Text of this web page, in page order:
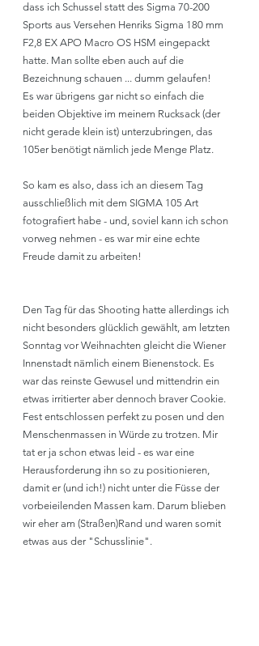
dass ich Schussel statt des Sigma 70-200
Sports aus Versehen Henriks Sigma 180 mm
F2,8 EX APO Macro OS HSM eingepackt
hatte. Man sollte eben auch auf die
Bezeichnung schauen ... dumm gelaufen!
Es war übrigens gar nicht so einfach die
beiden Objektive im meinem Rucksack (der
nicht gerade klein ist) unterzubringen, das
105er benötigt nämlich jede Menge Platz.
So kam es also, dass ich an diesem Tag
ausschließlich mit dem SIGMA 105 Art
fotografiert habe - und, soviel kann ich schon
vorweg nehmen - es war mir eine echte
Freude damit zu arbeiten!
Den Tag für das Shooting hatte allerdings ich
nicht besonders glücklich gewählt, am letzten
Sonntag vor Weihnachten gleicht die Wiener
Innenstadt nämlich einem Bienenstock. Es
war das reinste Gewusel und mittendrin ein
etwas irritierter aber dennoch braver Cookie.
Fest entschlossen perfekt zu posen und den
Menschenmassen in Würde zu trotzen. Mir
tat er ja schon etwas leid - es war eine
Herausforderung ihn so zu positionieren,
damit er (und ich!) nicht unter die Füsse der
vorbeieilenden Massen kam. Darum blieben
wir eher am (Straßen)Rand und waren somit
etwas aus der "Schusslinie".